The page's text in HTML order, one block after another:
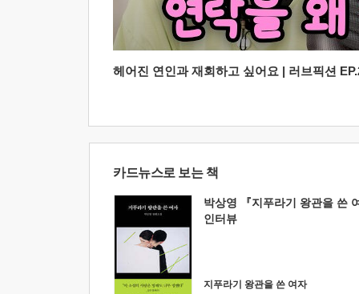
헤어진 연인과 재회하고 싶어요 | 러브픽션
카드뉴스로 보는 책
박상영 『지푸라기 왕관을 쓴
인터뷰
지푸라기 왕관을 쓴 여자